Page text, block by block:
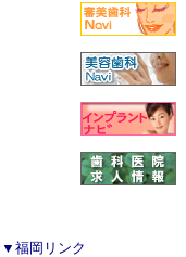
▼福岡リンク